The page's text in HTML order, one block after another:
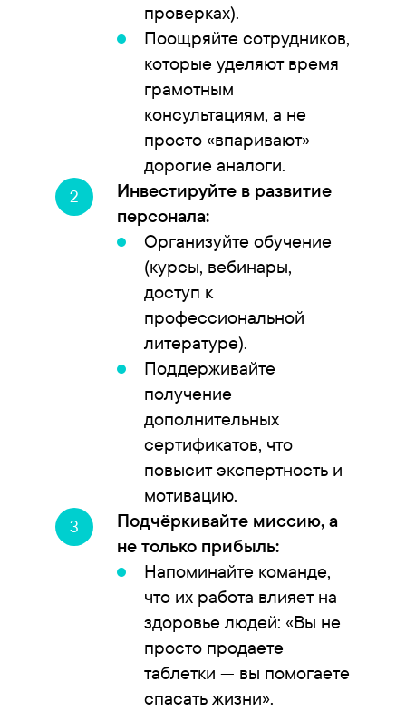
проверках).
Поощряйте сотрудников,
которые уделяют время
грамотным
консультациям, а не
просто «впаривают»
дорогие аналоги.
Инвестируйте в развитие
персонала:
Организуйте обучение
(курсы, вебинары,
доступ к
профессиональной
литературе).
Поддерживайте
получение
дополнительных
сертификатов, что
повысит экспертность и
мотивацию.
Подчёркивайте миссию, а
не только прибыль:
Напоминайте команде,
что их работа влияет на
здоровье людей: «Вы не
просто продаете
таблетки — вы помогаете
спасать жизни».